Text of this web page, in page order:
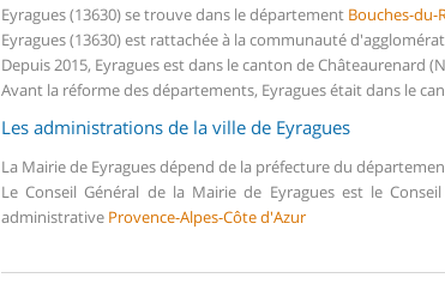
Eyragues (13630) se trouve dans le département Bouches-du-
Eyragues (13630) est rattachée à la communauté
Depuis 2015, Eyragues est dans le canton de Châteaurenard
Avant la réforme des départements, Eyragues était dans le
Les administrations de la ville de Eyragues
La Mairie de Eyragues dépend de la préfecture du
Le Conseil Général de la Mairie de Eyragues est le
administrative Provence-Alpes-Côte d'Azur